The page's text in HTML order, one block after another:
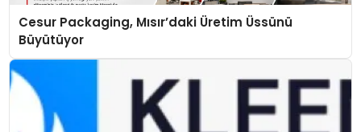
Cesur Packaging, Mısır’daki Üretim Üssünü
Büyütüyor